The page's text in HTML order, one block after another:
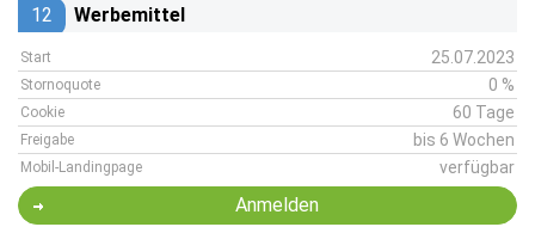
12 Werbemittel
Start 25.07.2023
Stornoquote 0 %
Cookie 60 Tage
Freigabe bis 6 Wochen
Mobil-Landingpage verfügbar
Anmelden